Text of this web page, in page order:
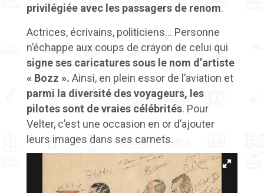
privilégiée avec les passagers de renom.
Actrices, écrivains, politiciens… Personne
n’échappe aux coups de crayon de celui qui
signe ses caricatures sous le nom d’artiste
« Bozz ». Ainsi, en plein essor de l’aviation et
parmi la diversité des voyageurs, les
pilotes sont de vraies célébrités. Pour
Velter, c’est une occasion en or d’ajouter
leurs images dans ses carnets.